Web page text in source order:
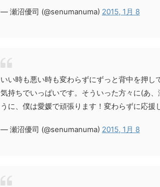
— 瀬沼優司 (@senumanuma) 2015, 1月 8
いい時も悪い時も変わらずにずっと背中を押
気持ちでいっぱいです。そういった方々に(あ
うに、僕は愛媛で頑張ります！変わらずに応援
— 瀬沼優司 (@senumanuma) 2015, 1月 8